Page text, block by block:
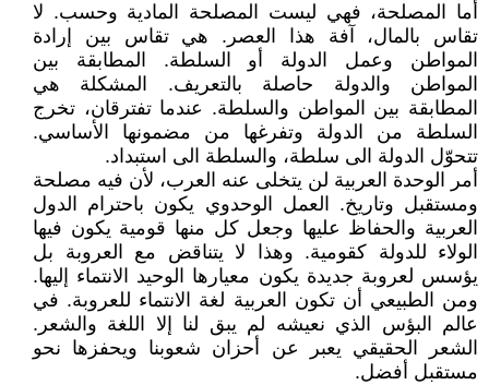
أما المصلحة، فهي ليست المصلحة المادية وحسب. لا
تقاس بالمال، آفة هذا العصر. هي تقاس بين إرادة
المواطن وعمل الدولة أو السلطة. المطابقة بين
المواطن والدولة حاصلة بالتعريف. المشكلة هي
المطابقة بين المواطن والسلطة. عندما تفترقان، تخرج
السلطة من الدولة وتفرغها من مضمونها الأساسي.
تتحوّل الدولة الى سلطة، والسلطة الى استبداد.
أمر الوحدة العربية لن يتخلى عنه العرب، لأن فيه مصلحة
ومستقبل وتاريخ. العمل الوحدوي يكون باحترام الدول
العربية والحفاظ عليها وجعل كل منها قومية يكون فيها
الولاء للدولة كقومية. وهذا لا يتناقض مع العروبة بل
يؤسس لعروبة جديدة يكون معيارها الوحيد الانتماء إليها.
ومن الطبيعي أن تكون العربية لغة الانتماء للعروبة. في
عالم البؤس الذي نعيشه لم يبق لنا إلا اللغة والشعر.
الشعر الحقيقي يعبر عن أحزان شعوبنا ويحفزها نحو
مستقبل أفضل.